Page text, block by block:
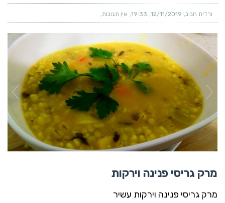
ורדית חביב 12/11/2019
19:33 אין תגובות
מרק גריסי פנינה וירקות
מרק גריסי פנינה וירקות עשיר